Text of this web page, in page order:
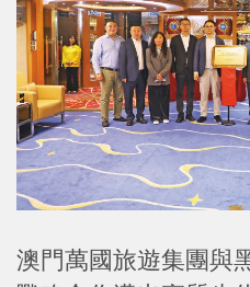
澳門萬國旅遊集團與